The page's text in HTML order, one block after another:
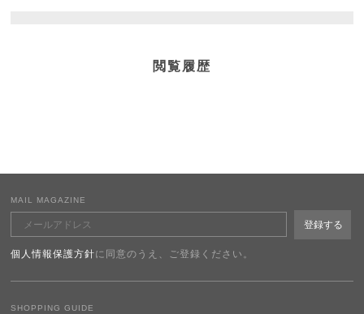
閲覧履歴
SHOPPING GUIDE
MAIL MAGAZINE
個人情報保護方針に同意のうえ、ご登録ください。